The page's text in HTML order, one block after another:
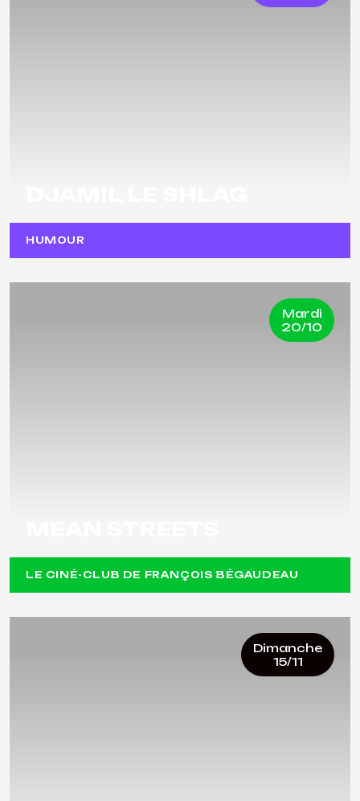
HUMOUR
Mardi
20/10
LE CINÉ-CLUB DE FRANÇOIS BÉGAUDEAU
Dimanche
15/11